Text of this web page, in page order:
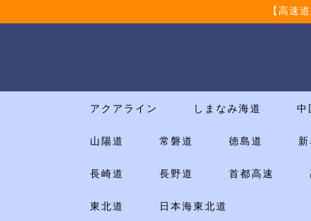
【高速
アクアライン しまなみ海道 中
山陽道 常磐道 徳島道
長崎道 長野道 首都高速
東北道 日本海東北道